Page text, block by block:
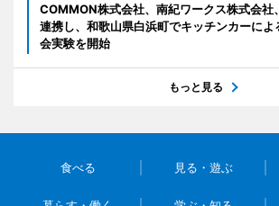
COMMON株式会社、南紀ワークス株式会社
連携し、和歌山県白浜町でキッチンカーによ
会実験を開始
もっと見る
食べる 見る・遊ぶ